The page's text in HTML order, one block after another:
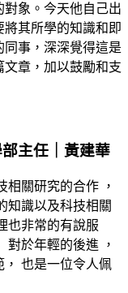
象。今天他自己出
其所學的知識和即
事，深深覺得這是
章，加以鼓勵和支
主任｜黃建華
相關研究的合作 ，
知識以及科技相關
也非常的有說服
對於年輕的後進 ，
也是一位令人佩